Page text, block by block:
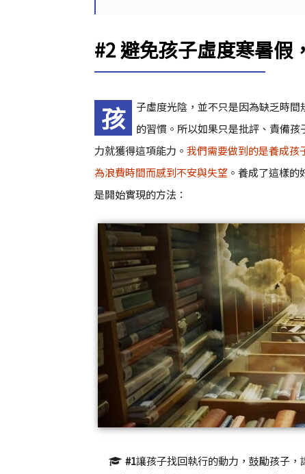
#2 避免孩子虛度寒暑假
孩
子虛度光陰，並不只是因為缺乏時
的習慣。所以如果只是批評、責備
力就獲得這項能力。 我們需要做到的是養成孩
為浪費時間而感到不安與失望 。養成了這樣
是開始實現的方法：
#1讓孩子找回執行的動力，鼓勵孩子